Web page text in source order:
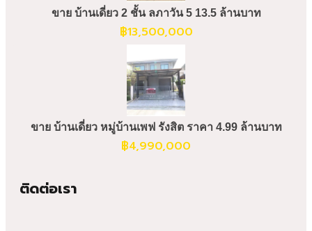
ขาย บ้านเดี่ยว 2 ชั้น ลภาวัน 5 13.5 ล้านบาท
฿13,500,000
ขาย บ้านเดี่ยว หมู่บ้านเพฟ รังสิต ราคา 4.99 ล้านบาท
฿4,990,000
ติดต่อเรา